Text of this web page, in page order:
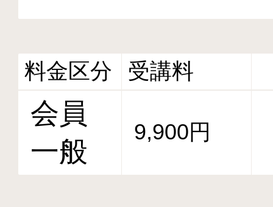
料金区分 受講料
会員
一般
9,900円